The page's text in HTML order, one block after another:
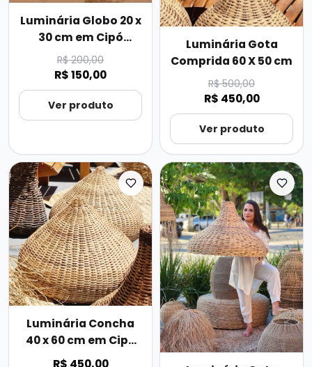
Luminária Globo 20 x
30 cm em Cipó
Raspado
R$ 200,00
R$ 150,00
Ver produto
Luminária Gota
Comprida 60 X 50 cm
R$ 500,00
R$ 450,00
Ver produto
Luminária Concha
40 x 60 cm em Cipó
Raspado
R$ 450,00